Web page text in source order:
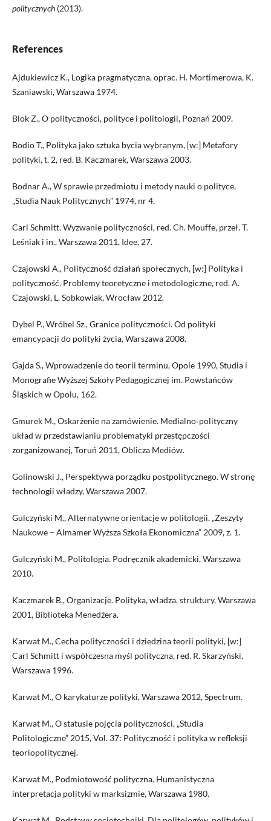
politycznych(2013).
References
Ajdukiewicz K., Logika pragmatyczna, oprac. H. Mortimerowa, K.
Szaniawski, Warszawa 1974.
Blok Z., O polityczności, polityce i politologii, Poznań 2009.
Bodio T., Polityka jako sztuka bycia wybranym, [w:] Metafory
polityki, t. 2, red. B. Kaczmarek, Warszawa 2003.
Bodnar A., W sprawie przedmiotu i metody nauki o polityce,
„Studia Nauk Politycznych” 1974, nr 4.
Carl Schmitt. Wyzwanie polityczności, red. Ch. Mouffe, przeł. T.
Leśniak i in., Warszawa 2011, Idee, 27.
Czajowski A., Polityczność działań społecznych, [w:] Polityka i
polityczność. Problemy teoretyczne i metodologiczne, red. A.
Czajowski, L. Sobkowiak, Wrocław 2012.
Dybel P., Wróbel Sz., Granice polityczności. Od polityki
emancypacji do polityki życia, Warszawa 2008.
Gajda S., Wprowadzenie do teorii terminu, Opole 1990, Studia i
Monografie Wyższej Szkoły Pedagogicznej im. Powstańców
Śląskich w Opolu, 162.
Gmurek M., Oskarżenie na zamówienie. Medialno‑polityczny
układ w przedstawianiu problematyki przestępczości
zorganizowanej, Toruń 2011, Oblicza Mediów.
Golinowski J., Perspektywa porządku postpolitycznego. W stronę
technologii władzy, Warszawa 2007.
Gulczyński M., Alternatywne orientacje w politologii, „Zeszyty
Naukowe – Almamer Wyższa Szkoła Ekonomiczna” 2009, z. 1.
Gulczyński M., Politologia. Podręcznik akademicki, Warszawa
2010.
Kaczmarek B., Organizacje. Polityka, władza, struktury, Warszawa
2001, Biblioteka Menedżera.
Karwat M., Cecha polityczności i dziedzina teorii polityki, [w:]
Carl Schmitt i współczesna myśl polityczna, red. R. Skarzyński,
Warszawa 1996.
Karwat M., O karykaturze polityki, Warszawa 2012, Spectrum.
Karwat M., O statusie pojęcia polityczności, „Studia
Politologiczne” 2015, Vol. 37: Polityczność i polityka w refleksji
teoriopolitycznej.
Karwat M., Podmiotowość polityczna. Humanistyczna
interpretacja polityki w marksizmie, Warszawa 1980.